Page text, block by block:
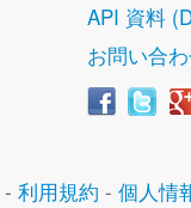
API 資料
お問い合
- 利用規約 - 個人情